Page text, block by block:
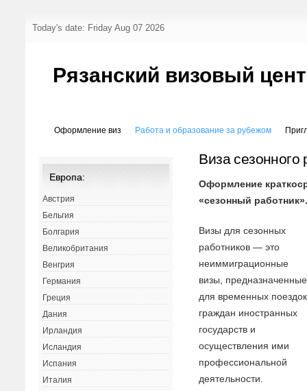
Today's date: Friday Aug 07 2026
Рязанский визовый
Оформление виз Работа и образование за рубежом
Виза сезонного
Оформление
«сезонный
Визы для сезонных
работников — это
неиммиграционные
визы, предназначенные
для временных поездок
граждан иностранных
государств и
осуществления ими
профессиональной
деятельности.
Европа:
Австрия
Бельгия
Болгария
Великобритания
Венгрия
Германия
Греция
Дания
Ирландия
Исландия
Испания
Италия